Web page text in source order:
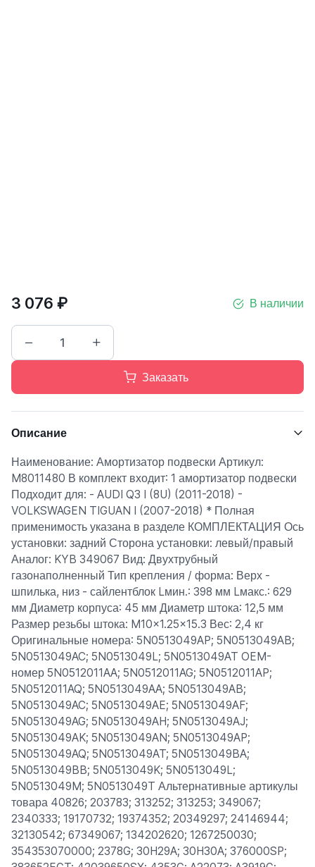
3 076 ₽ В наличии
Заказать
Описание
Наименование: Амортизатор подвески Артикул:
M8011480 В комплект входит: 1 амортизатор подвески
Подходит для: - AUDI Q3 I (8U) (2011-2018) -
VOLKSWAGEN TIGUAN I (2007-2018) * Полная
применимость указана в разделе КОМПЛЕКТАЦИЯ Ось
установки: задний Сторона установки: левый/правый
Аналог: KYB 349067 Вид: Двухтрубный
газонаполненный Тип крепления / форма: Верх -
шпилька, низ - сайлентблок Lмин.: 398 мм Lмакс.: 629
мм Диаметр корпуса: 45 мм Диаметр штока: 12,5 мм
Размер резьбы штока: M10x1.25x15.3 Вес: 2,4 кг
Оригинальные номера: 5N0513049AP; 5N0513049AB;
5N0513049AC; 5N0513049L; 5N0513049AT OEM-
номер 5N0512011AA; 5N0512011AG; 5N0512011AP;
5N0512011AQ; 5N0513049AA; 5N0513049AB;
5N0513049AC; 5N0513049AE; 5N0513049AF;
5N0513049AG; 5N0513049AH; 5N0513049AJ;
5N0513049AK; 5N0513049AN; 5N0513049AP;
5N0513049AQ; 5N0513049AT; 5N0513049BA;
5N0513049BB; 5N0513049K; 5N0513049L;
5N0513049M; 5N0513049T Альтернативные артикулы
товара 40826; 203783; 313252; 313253; 349067;
2340333; 19170732; 19374352; 20349297; 24146944;
32130542; 67349067; 134202620; 1267250030;
354353070000; 2378G; 30H29A; 30H30A; 376000SP;